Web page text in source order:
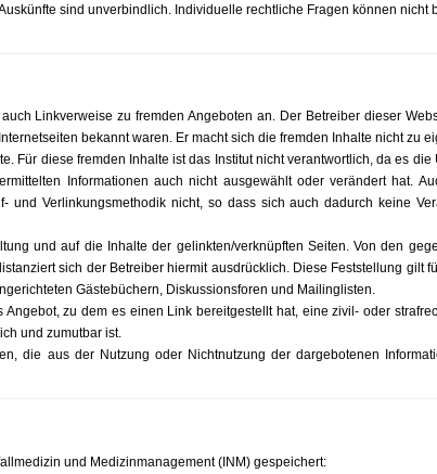
sind unverbindlich. Individuelle rechtliche Fragen können nicht
Linkverweise zu fremden Angeboten an. Der Betreiber dieser
bekannt waren. Er macht sich die fremden Inhalte nicht zu
Für diese fremden Inhalte ist das Institut nicht verantwortlich, da es
Informationen auch nicht ausgewählt oder verändert hat.
und Verlinkungsmethodik nicht, so dass sich auch dadurch keine
und auf die Inhalte der gelinkten/verknüpften Seiten. Von den
sich der Betreiber hiermit ausdrücklich. Diese Feststellung gilt
Gästebüchern, Diskussionsforen und Mailinglisten.
zu dem es einen Link bereitgestellt hat, eine zivil- oder
und zumutbar ist.
die aus der Nutzung oder Nichtnutzung der dargebotenen
und Medizinmanagement (INM) gespeichert: